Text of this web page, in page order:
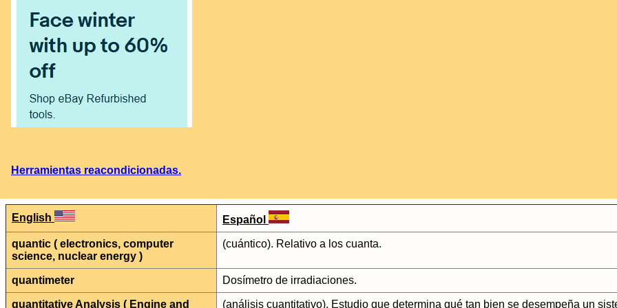
Herramientas reacondicionadas.
English Español
quantic ( electronics, computer
science, nuclear energy )
(cuántico). Relativo a los cuanta.
quantimeter Dosímetro de irradiaciones.
quantitative Analysis ( Engine and
(análisis cuantitativo). Estudio que determina qué tan bien se desempeña un